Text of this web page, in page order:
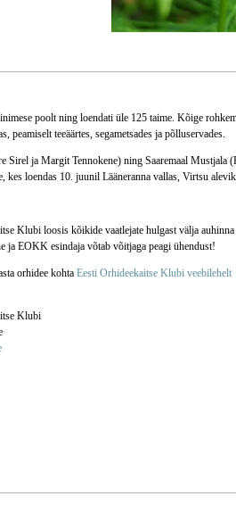
poolt ning loendati üle 125 taime. Kõige
teeäärtes, segametsades ja põlluservades.
ja Margit Tennokene) ning Saaremaal Mustjala
loendas 10. juunil Lääneranna vallas, Virtsu
Klubi loosis kõikide vaatlejate hulgast välja
ja EOKK esindaja võtab võitjaga peagi ühendust!
orhidee kohtaEesti Orhideekaitse Klubi veebilehelt
Klubi